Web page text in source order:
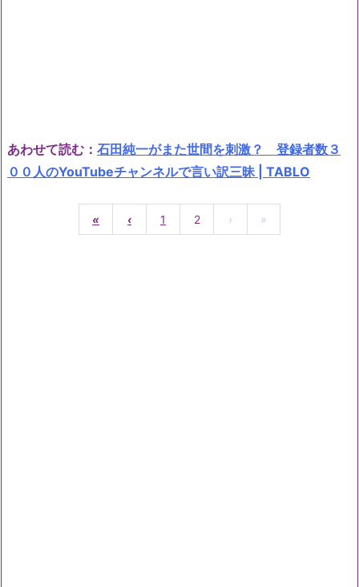
あわせて読む： 石田純一がまた世間を刺激？ 登録者数３
００人のYouTubeチャンネルで言い訳三昧 | TABLO
« ‹ 1 2 › »